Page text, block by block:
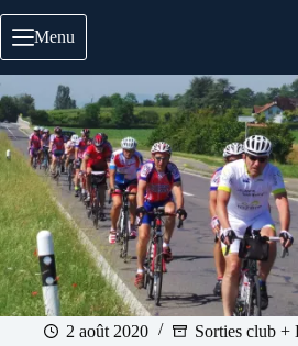
au
contenu
Menu
2 août 2020 Sorties club +